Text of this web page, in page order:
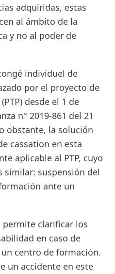
adquiridas, estas
al ámbito de la
y no al poder de
individuel de
por el proyecto de
desde el 1 de
n° 2019-861 del 21
obstante, la solución
cassation en esta
aplicable al PTP, cuyo
similar: suspensión del
ante un
permite clarificar los
en caso de
centro de formación.
un accidente en este